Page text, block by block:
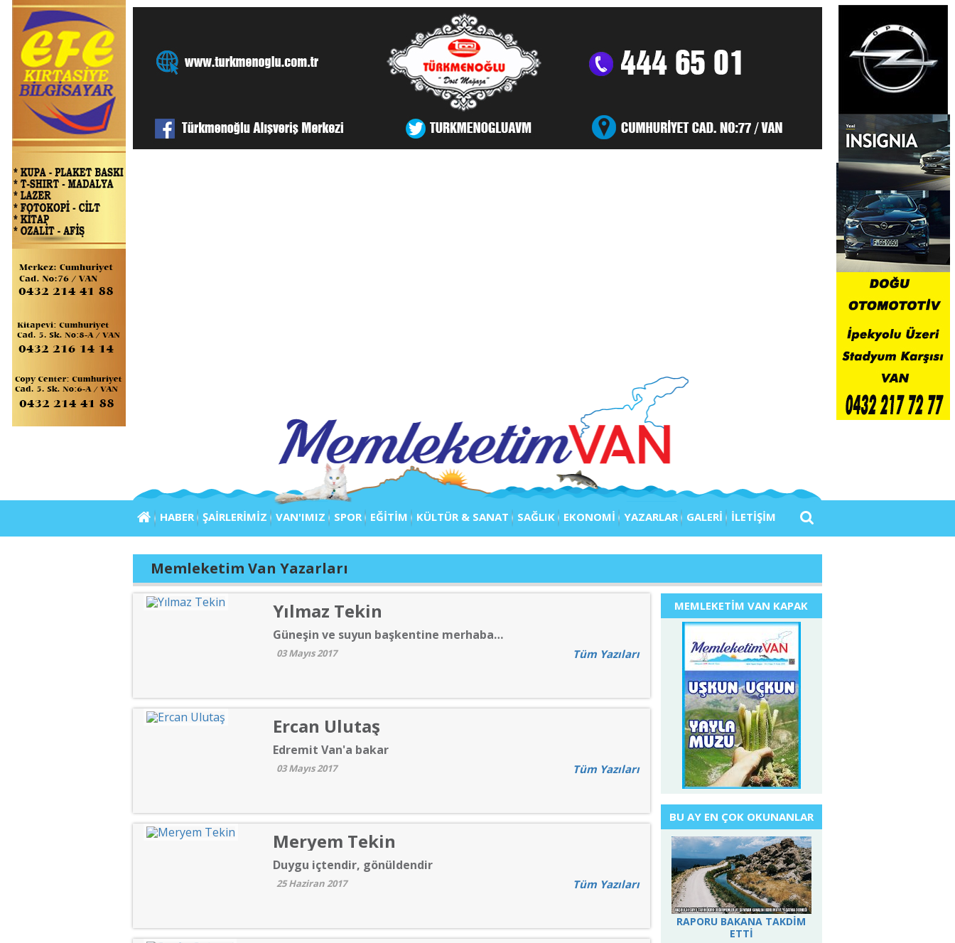
HABER ŞAİRLERİMİZ VAN'IMIZ SPOR EĞİTİM KÜLTÜR & SANAT SAĞLIK EKONOMİ YAZARLAR GALERİ İLETİŞİM
Memleketim Van Yazarları
Yılmaz Tekin
Güneşin ve suyun başkentine merhaba…
03 Mayıs 2017 Tüm Yazıları
Ercan Ulutaş
Edremit Van'a bakar
03 Mayıs 2017 Tüm Yazıları
Meryem Tekin
Duygu içtendir, gönüldendir
25 Haziran 2017 Tüm Yazıları
MEMLEKETİM VAN KAPAK
BU AY EN ÇOK OKUNANLAR
RAPORU BAKANA TAKDİM
ETTİ